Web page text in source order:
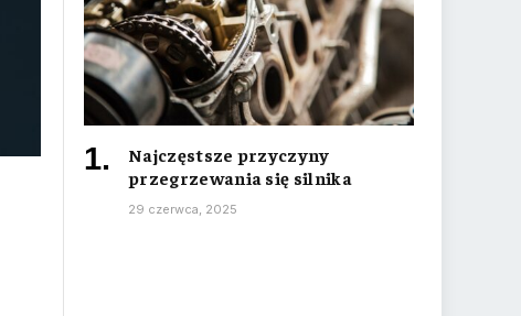
Najczęstsze przyczyny
przegrzewania się silnika
29 czerwca, 2025